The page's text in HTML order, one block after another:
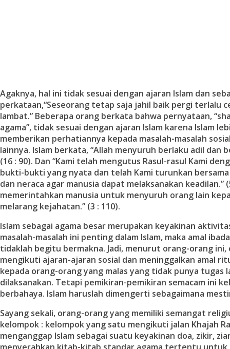
Agaknya, hal ini tidak sesuai dengan ajaran Islam dan
perkataan,“Seseorang tetap saja jahil baik pergi terlalu
lambat.” Beberapa orang berkata bahwa pernyataan,
agama”, tidak sesuai dengan ajaran Islam karena Islam
memberikan perhatiannya kepada masalah-masalah
lainnya. Islam berkata, “Allah menyuruh berlaku adil dan
(16 : 90). Dan “Kami telah mengutus Rasul-rasul Kami
bukti-bukti yang nyata dan telah Kami turunkan
dan neraca agar manusia dapat melaksanakan keadilan.”
memerintahkan manusia untuk menyuruh orang lain
melarang kejahatan.” (3 : 110).
Islam sebagai agama besar merupakan keyakinan
masalah-masalah ini penting dalam Islam, maka amal
tidaklah begitu bermakna. Jadi, menurut orang-orang ini,
mengikuti ajaran-ajaran sosial dan meninggalkan amal
kepada orang-orang yang malas yang tidak punya tugas
dilaksanakan. Tetapi pemikiran-pemikiran semacam ini
berbahaya. Islam haruslah dimengerti sebagaimana
Sayang sekali, orang-orang yang memiliki semangat
kelompok : kelompok yang satu mengikuti jalan Khajah
menganggap Islam sebagai suatu keyakinan doa, zikir,